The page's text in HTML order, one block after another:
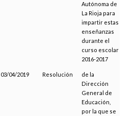
Autónoma de
La Rioja para
impartir estas
enseñanzas
durante el
curso escolar
2016-2017
03/04/2019 Resolución
de la
Dirección
General de
Educación,
por la que se